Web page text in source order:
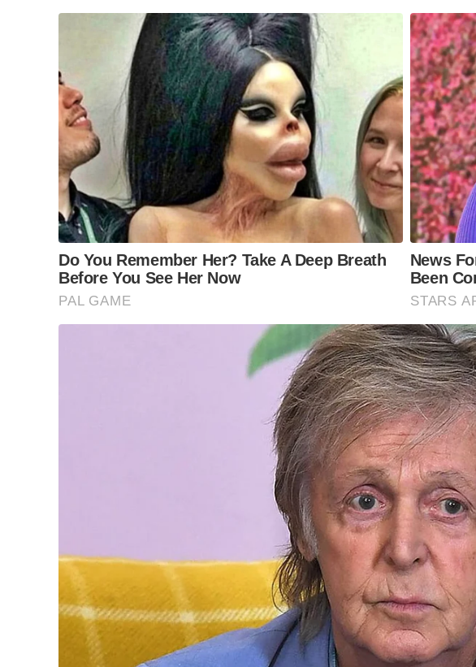
As redes de cimento amianto são as mais antigas, com pouco
realizados reparos, o Daae informa que sempre utiliza materiais
completa de uma adutora em funcionamento demandaria
complexidade e custo.
Sobre a troca da rede de água
Quando questionado sobre o motivo de não fazer a troca
necessidade frequente de manutenção, o Daae explica que “no
rotatória da Rua 14, são 6 quilômetros de rede de aço. A
de troca total dessa extensão por PEAD (Polietileno de Alta
flexibilidade, com mais de 100 anos de vida útil, não forma
mínimo, R$ 20 milhões”, informa ao JC.
Tags:ABASTECIMENTO DE ÁGUA ALTO DO SANTANA,DAAE,
A sua assinatura é fundamental para continuarmos a oferecer
YouTube